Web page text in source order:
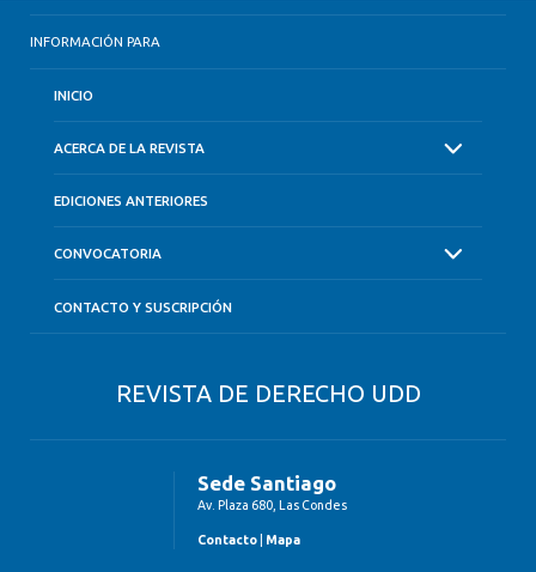
INFORMACIÓN PARA
INICIO
ACERCA DE LA REVISTA
EDICIONES ANTERIORES
CONVOCATORIA
CONTACTO Y SUSCRIPCIÓN
REVISTA DE DERECHO UDD
Sede Santiago
Av. Plaza 680, Las Condes
Contacto Mapa